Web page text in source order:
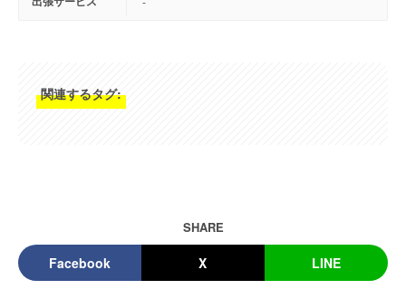
関連するタグ:
SHARE
Facebook X LINE